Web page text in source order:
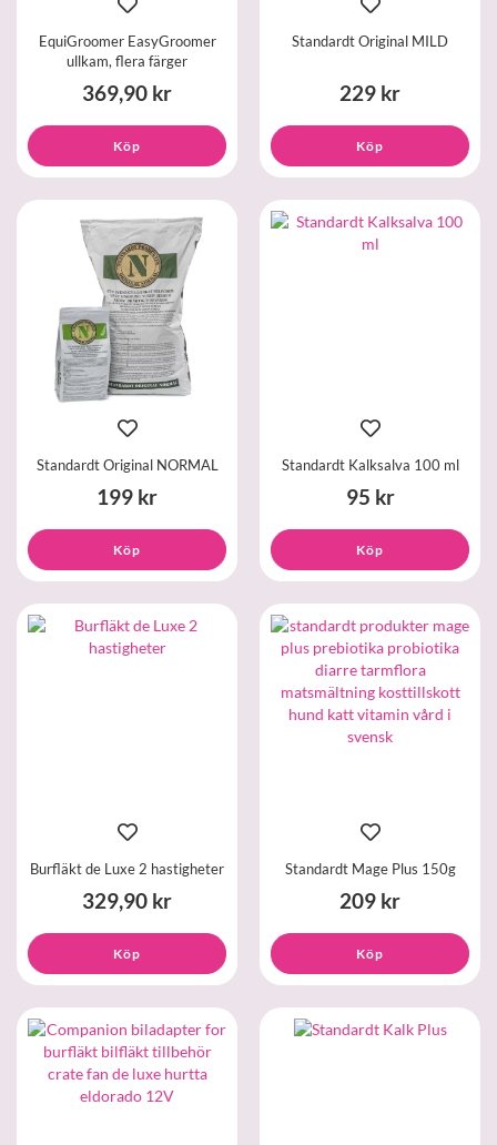
EquiGroomer EasyGroomer
ullkam, flera färger
369,90 kr
Köp
Standardt Original MILD
229 kr
Köp
Standardt Original NORMAL
199 kr
Köp
Standardt Kalksalva 100 ml
95 kr
Köp
Burfläkt de Luxe 2 hastigheter
329,90 kr
Köp
Standardt Mage Plus 150g
209 kr
Köp